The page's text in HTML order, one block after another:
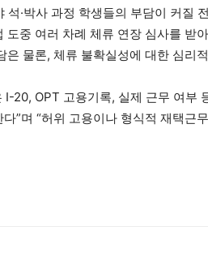
석·박사 과정 학생들의 부담이 커질
도중 여러 차례 체류 연장 심사를 받
은 물론, 체류 불확실성에 대한 심리
I-20, OPT 고용기록, 실제 근무 여부
”며 “허위 고용이나 형식적 재택근